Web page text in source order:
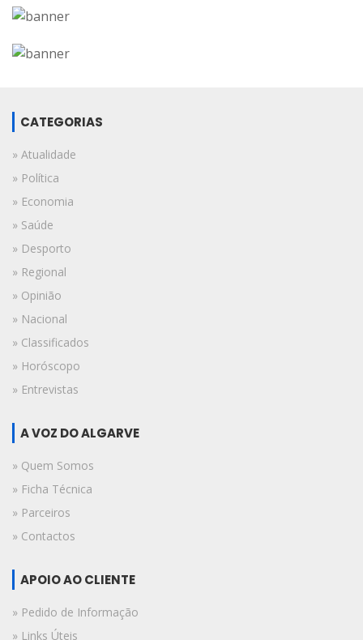
CATEGORIAS
» Atualidade
» Política
» Economia
» Saúde
» Desporto
» Regional
» Opinião
» Nacional
» Classificados
» Horóscopo
» Entrevistas
A VOZ DO ALGARVE
» Quem Somos
» Ficha Técnica
» Parceiros
» Contactos
APOIO AO CLIENTE
» Pedido de Informação
» Links Úteis